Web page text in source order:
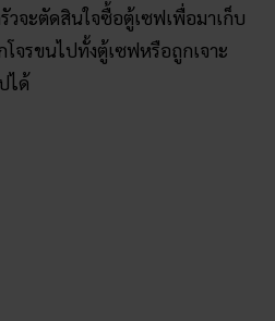
วจะตัดสินใจซื้อตู้เซฟเพื่อมาเก็บ
จรขนไปทั้งตู้เซฟหรือถูกเจาะ
ได้